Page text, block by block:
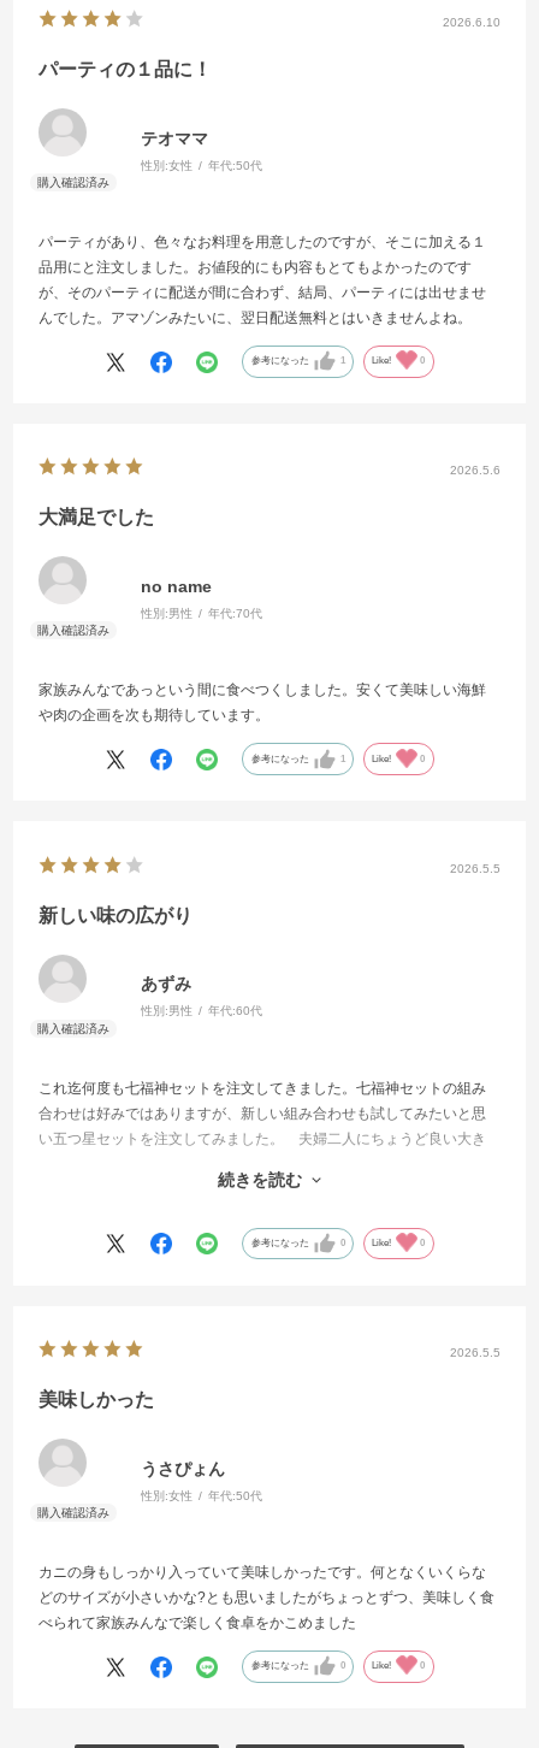
2026.6.10
パーティの１品に！
テオママ
性別:女性 年代:50代
パーティがあり、色々なお料理を用意したのですが、そこに加える１
品用にと注文しました。お値段的にも内容もとてもよかったのです
が、そのパーティに配送が間に合わず、結局、パーティには出せませ
んでした。アマゾンみたいに、翌日配送無料とはいきませんよね。
参考になった 1 Like! 0
2026.5.6
大満足でした
no name
性別:男性 年代:70代
家族みんなであっという間に食べつくしました。安くて美味しい海鮮
や肉の企画を次も期待しています。
参考になった 1 Like! 0
2026.5.5
新しい味の広がり
あずみ
性別:男性 年代:60代
これ迄何度も七福神セットを注文してきました。七福神セットの組み
合わせは好みではありますが、新しい組み合わせも試してみたいと思
い五つ星セットを注文してみました。 夫婦二人にちょうど良い大き
んがわ飛魚卵という新しい味も広がってとても良かったです。 七福
レードアップしていましたが、個人の好みとしてこれが明太子とか小
柱とかだったら良かったのになあ、と思いました。 いずれにせよ新
続きを読む
参考になった 0 Like! 0
2026.5.5
美味しかった
うさぴょん
性別:女性 年代:50代
カニの身もしっかり入っていて美味しかったです。何となくいくらな
どのサイズが小さいかな?とも思いましたがちょっとずつ、美味しく食
べられて家族みんなで楽しく食卓をかこめました
参考になった 0 Like! 0